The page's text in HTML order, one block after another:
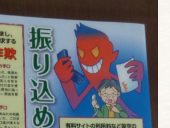
ネットショップ
お電話でのご予約
022-222-3830
(月〜土 12:00〜22:00)